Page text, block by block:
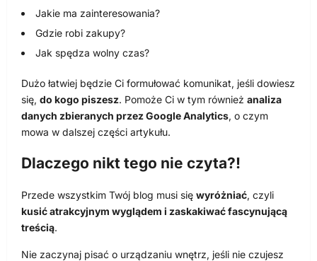
Jakie ma zainteresowania?
Gdzie robi zakupy?
Jak spędza wolny czas?
Dużo łatwiej będzie Ci formułować komunikat, jeśli dowiesz
się, do kogo piszesz. Pomoże Ci w tym również analiza
danych zbieranych przez Google Analytics, o czym
mowa w dalszej części artykułu.
Dlaczego nikt tego nie czyta?!
Przede wszystkim Twój blog musi się wyróżniać, czyli
kusić atrakcyjnym wyglądem i zaskakiwać fascynującą
treścią.
Nie zaczynaj pisać o urządzaniu wnętrz, jeśli nie czujesz